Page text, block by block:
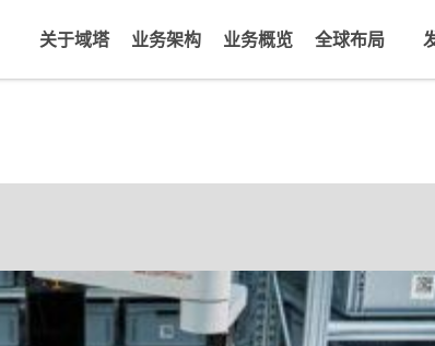
关于域塔 业务架构 业务概览 全球布局